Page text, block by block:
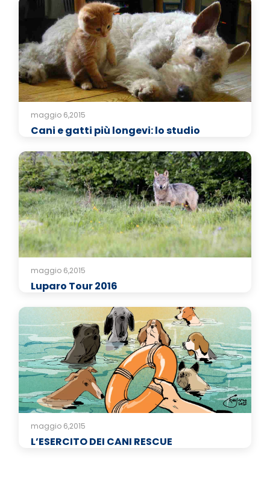
maggio 6,2015
Cani e gatti più longevi: lo studio
maggio 6,2015
Luparo Tour 2016
maggio 6,2015
L’ESERCITO DEI CANI RESCUE